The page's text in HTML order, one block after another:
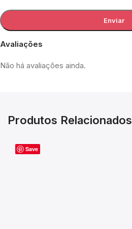
Avaliações
Não há avaliações ainda.
Produtos Relacionados
Save